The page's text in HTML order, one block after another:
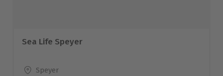
Sea Life Speyer
Standort
Speyer